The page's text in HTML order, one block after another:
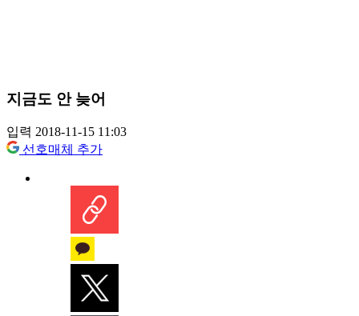
지금도 안 늦어
입력 2018-11-15 11:03
선호매체 추가